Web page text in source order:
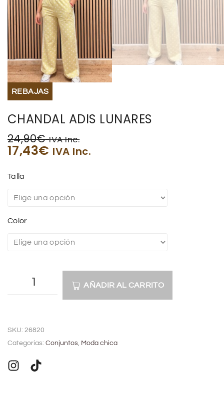
REBAJAS
CHANDAL ADIS LUNARES
24,90€ IVA Inc.
17,43€ IVA Inc.
Talla
Color
AÑADIR AL CARRITO
t
e
r
SKU: 26820
Categorías: Conjuntos, Moda chica